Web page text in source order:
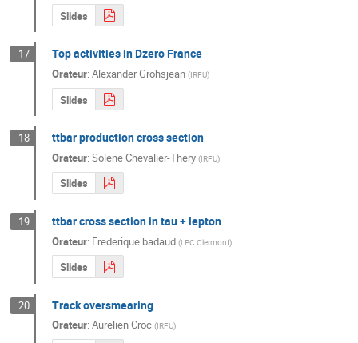
Slides
17 Top activities in Dzero France
Orateur: Alexander Grohsjean (IRFU)
Slides
18 ttbar production cross section
Orateur: Solene Chevalier-Thery (IRFU)
Slides
19 ttbar cross section in tau + lepton
Orateur: Frederique badaud (LPC Clermont)
Slides
20 Track oversmearing
Orateur: Aurelien Croc (IRFU)